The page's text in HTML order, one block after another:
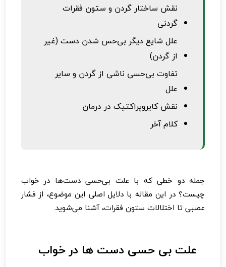
نقش ساختار گردن و ستون فقرات
گردنی
علل شایع دیگر بی‌حس شدن دست (غیر
از گردن)
تفاوت بی‌حسی ناشی از گردن و سایر
علل
نقش کایروپراکتیک در درمان
کلام آخر
جمله دو خطی که با علت بی‌حسی دست‌ها در خواب
چیست؟ در این مقاله با دلایل اصلی این موضوع، از فشار
عصبی تا اختلالات ستون فقرات، آشنا می‌شوید.
علت بی حسی دست ها در خواب